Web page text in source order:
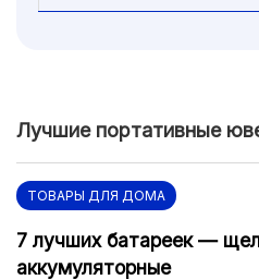
Лучшие портативные
ТОВАРЫ ДЛЯ ДОМА
7 лучших батареек —
аккумуляторные